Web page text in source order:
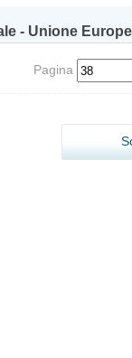
- Unione
Pagina